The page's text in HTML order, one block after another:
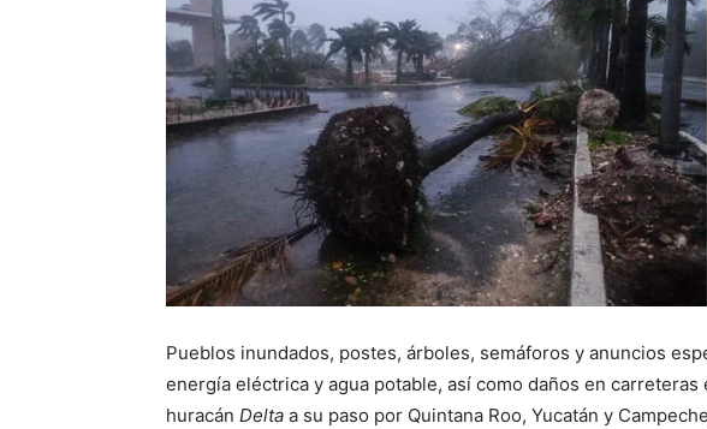
Pueblos inundados, postes, árboles, semáforos y anuncios
energía eléctrica y agua potable, así como daños en carreteras
huracán Delta a su paso por Quintana Roo, Yucatán y